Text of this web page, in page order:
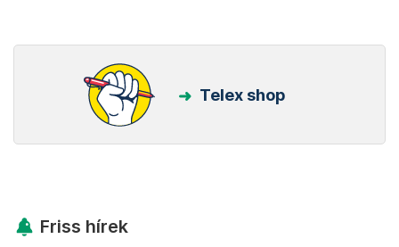
Telex shop
Friss hírek